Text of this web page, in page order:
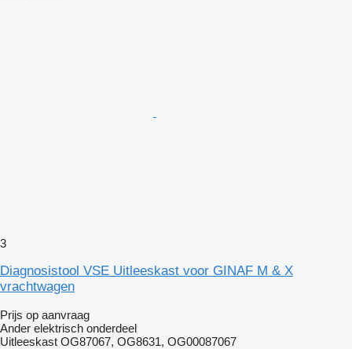
3
Diagnosistool VSE Uitleeskast voor GINAF M & X
vrachtwagen
Prijs op aanvraag
Ander elektrisch onderdeel
Uitleeskast OG87067, OG8631, OG00087067